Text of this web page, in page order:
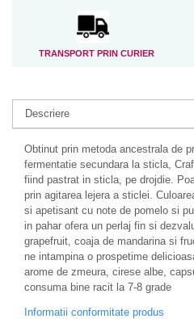
TRANSPORT PRIN CURIER
Descriere
Obtinut prin metoda ancestrala de
fermentatie secundara la sticla,
fiind pastrat in sticla, pe drojdie.
prin agitarea lejera a sticlei.
si apetisant cu note de pomelo si
in pahar ofera un perlaj fin si
grapefruit, coaja de mandarina si
ne intampina o prospetime
arome de zmeura, cirese albe,
consuma bine racit la 7-8 grade
Informatii conformitate produs